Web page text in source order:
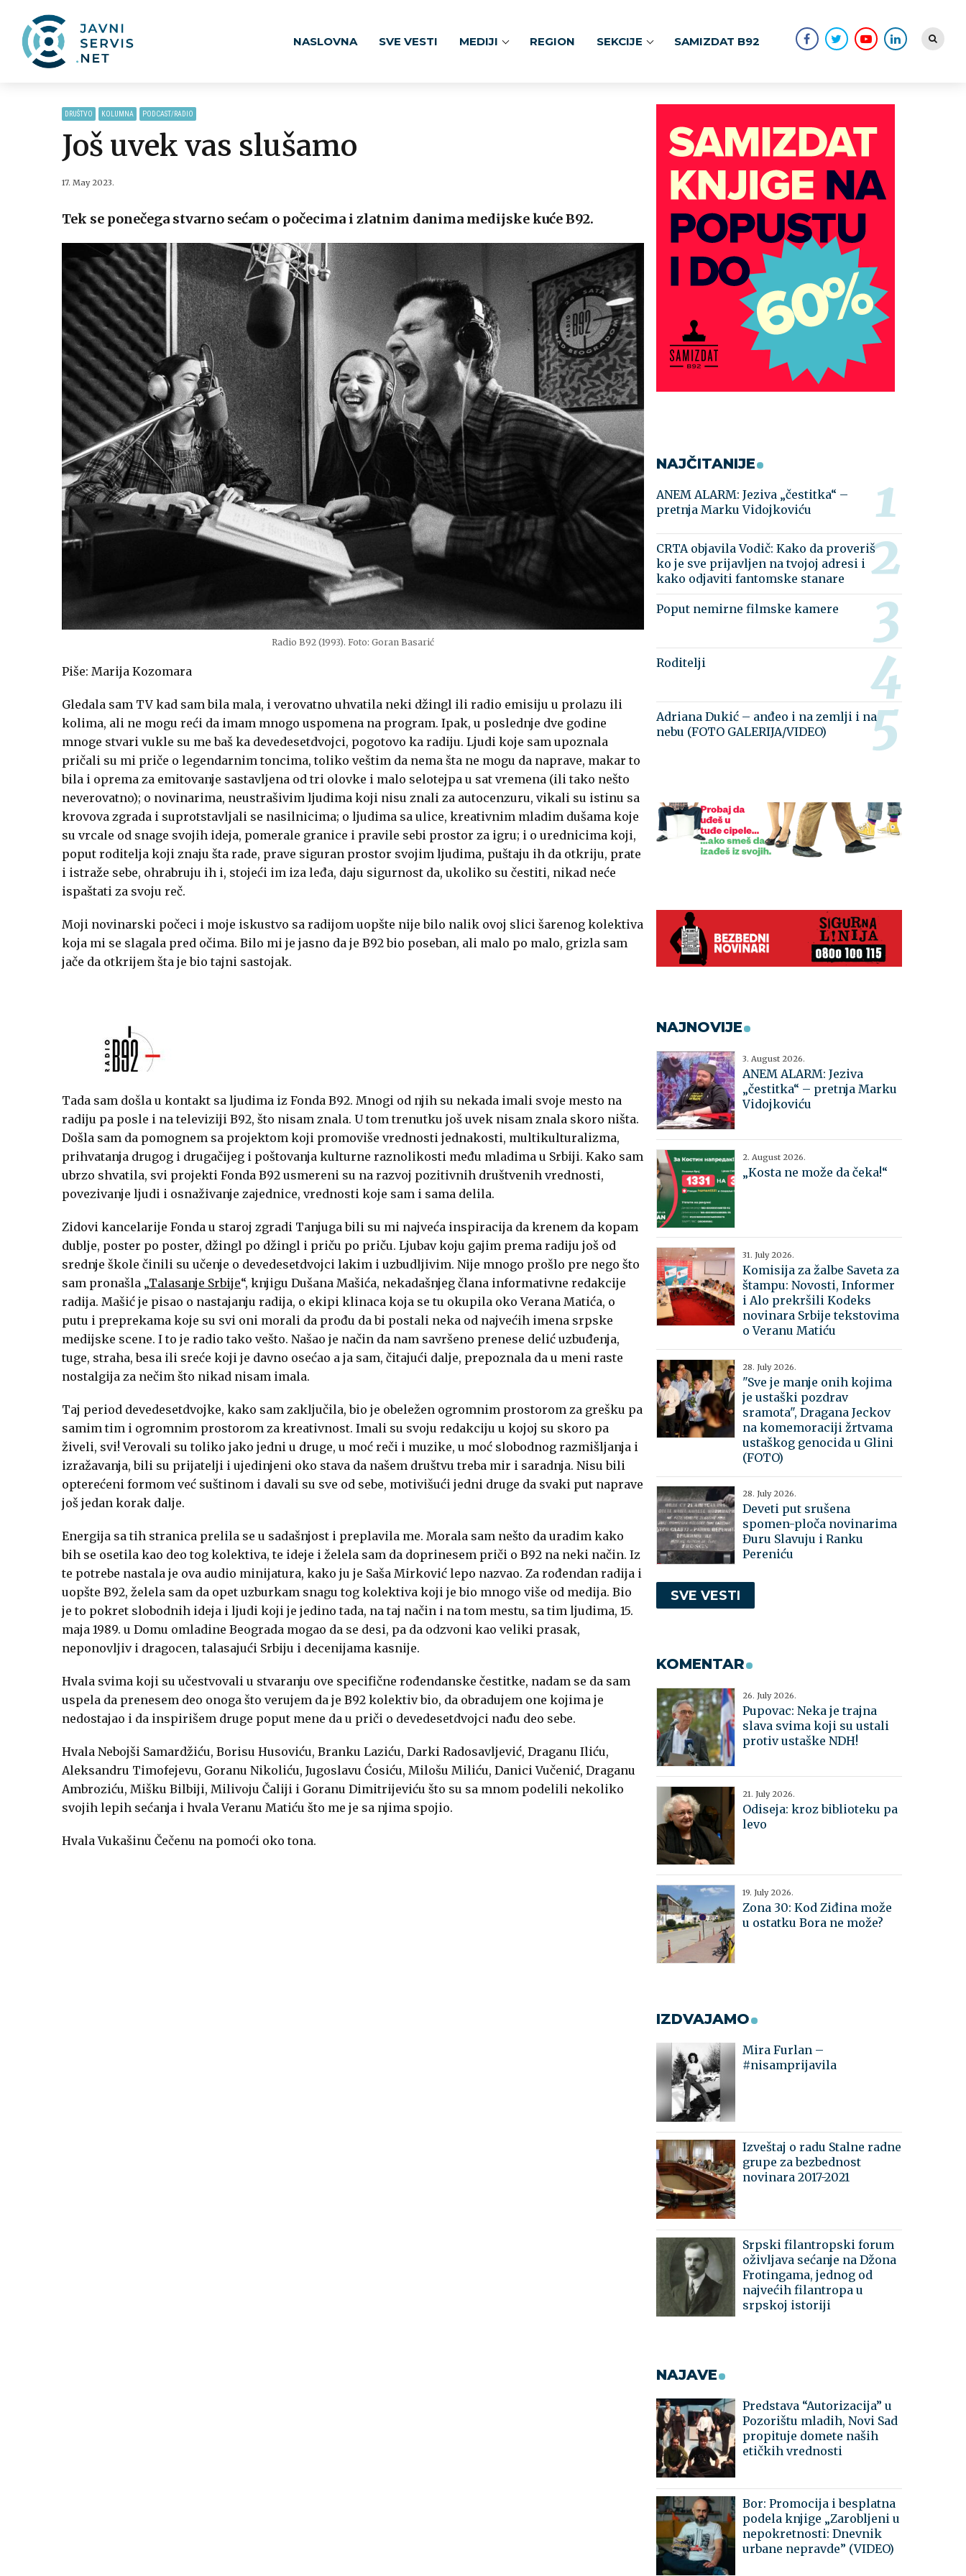
NASLOVNA SVE VESTI MEDIJI REGION SEKCIJE SAMIZDAT B92
DRUŠTVO KOLUMNA PODCAST/RADIO
Još uvek vas slušamo
17. May 2023.
Tek se ponečega stvarno sećam o počecima i zlatnim danima medijske kuće B92.
Radio B92 (1993). Foto: Goran Basarić
Piše: Marija Kozomara
Gledala sam TV kad sam bila mala, i verovatno uhvatila neki džingl ili radio emisiju u prolazu ili
kolima, ali ne mogu reći da imam mnogo uspomena na program. Ipak, u poslednje dve godine
mnoge stvari vukle su me baš ka devedesetdvojci, pogotovo ka radiju. Ljudi koje sam upoznala
pričali su mi priče o legendarnim toncima, toliko veštim da nema šta ne mogu da naprave, makar to
bila i oprema za emitovanje sastavljena od tri olovke i malo selotejpa u sat vremena (ili tako nešto
neverovatno); o novinarima, neustrašivim ljudima koji nisu znali za autocenzuru, vikali su istinu sa
krovova zgrada i suprotstavljali se nasilnicima; o ljudima sa ulice, kreativnim mladim dušama koje
su vrcale od snage svojih ideja, pomerale granice i pravile sebi prostor za igru; i o urednicima koji,
poput roditelja koji znaju šta rade, prave siguran prostor svojim ljudima, puštaju ih da otkriju, prate
i istraže sebe, ohrabruju ih i, stojeći im iza leđa, daju sigurnost da, ukoliko su čestiti, nikad neće
ispaštati za svoju reč.
Moji novinarski počeci i moje iskustvo sa radijom uopšte nije bilo nalik ovoj slici šarenog kolektiva
koja mi se slagala pred očima. Bilo mi je jasno da je B92 bio poseban, ali malo po malo, grizla sam
jače da otkrijem šta je bio tajni sastojak.
Tada sam došla u kontakt sa ljudima iz Fonda B92. Mnogi od njih su nekada imali svoje mesto na
radiju pa posle i na televiziji B92, što nisam znala. U tom trenutku još uvek nisam znala skoro ništa.
Došla sam da pomognem sa projektom koji promoviše vrednosti jednakosti, multikulturalizma,
prihvatanja drugog i drugačijeg i poštovanja kulturne raznolikosti među mladima u Srbiji. Kako sam
ubrzo shvatila, svi projekti Fonda B92 usmereni su na razvoj pozitivnih društvenih vrednosti,
povezivanje ljudi i osnaživanje zajednice, vrednosti koje sam i sama delila.
Zidovi kancelarije Fonda u staroj zgradi Tanjuga bili su mi najveća inspiracija da krenem da kopam
dublje, poster po poster, džingl po džingl i priču po priču. Ljubav koju gajim prema radiju još od
srednje škole činili su učenje o devedesetdvojci lakim i uzbudljivim. Nije mnogo prošlo pre nego što
sam pronašla „Talasanje Srbije“, knjigu Dušana Mašića, nekadašnjeg člana informativne redakcije
radija. Mašić je pisao o nastajanju radija, o ekipi klinaca koja se tu okupila oko Verana Matića, o
putu i preprekama koje su svi oni morali da prođu da bi postali neka od najvećih imena srpske
medijske scene. I to je radio tako vešto. Našao je način da nam savršeno prenese delić uzbuđenja,
tuge, straha, besa ili sreće koji je davno osećao a ja sam, čitajući dalje, prepoznala da u meni raste
nostalgija za nečim što nikad nisam imala.
Taj period devedesetdvojke, kako sam zaključila, bio je obeležen ogromnim prostorom za grešku pa
samim tim i ogromnim prostorom za kreativnost. Imali su svoju redakciju u kojoj su skoro pa
živeli, svi! Verovali su toliko jako jedni u druge, u moć reči i muzike, u moć slobodnog razmišljanja i
izražavanja, bili su prijatelji i ujedinjeni oko stava da našem društvu treba mir i saradnja. Nisu bili
opterećeni formom već suštinom i davali su sve od sebe, motivišući jedni druge da svaki put naprave
još jedan korak dalje.
Energija sa tih stranica prelila se u sadašnjost i preplavila me. Morala sam nešto da uradim kako
bih se osetila kao deo tog kolektiva, te ideje i želela sam da doprinesem priči o B92 na neki način. Iz
te potrebe nastala je ova audio minijatura, kako ju je Saša Mirković lepo nazvao. Za rođendan radija i
uopšte B92, želela sam da opet uzburkam snagu tog kolektiva koji je bio mnogo više od medija. Bio
je to pokret slobodnih ideja i ljudi koji je jedino tada, na taj način i na tom mestu, sa tim ljudima, 15.
maja 1989. u Domu omladine Beograda mogao da se desi, pa da odzvoni kao veliki prasak,
neponovljiv i dragocen, talasajući Srbiju i decenijama kasnije.
Hvala svima koji su učestvovali u stvaranju ove specifične rođendanske čestitke, nadam se da sam
uspela da prenesem deo onoga što verujem da je B92 kolektiv bio, da obradujem one kojima je
nedostajao i da inspirišem druge poput mene da u priči o devedesetdvojci nađu deo sebe.
Hvala Nebojši Samardžiću, Borisu Husoviću, Branku Laziću, Darki Radosavljević, Draganu Iliću,
Aleksandru Timofejevu, Goranu Nikoliću, Jugoslavu Ćosiću, Milošu Miliću, Danici Vučenić, Draganu
Ambroziću, Mišku Bilbiji, Milivoju Čaliji i Goranu Dimitrijeviću što su sa mnom podelili nekoliko
svojih lepih sećanja i hvala Veranu Matiću što me je sa njima spojio.
Hvala Vukašinu Čečenu na pomoći oko tona.
NAJČITANIJE
ANEM ALARM: Jeziva „čestitka“ –
pretnja Marku Vidojkoviću
CRTA objavila Vodič: Kako da proveriš
ko je sve prijavljen na tvojoj adresi i
kako odjaviti fantomske stanare
Poput nemirne filmske kamere
Roditelji
Adriana Dukić – anđeo i na zemlji i na
nebu (FOTO GALERIJA/VIDEO)
NAJNOVIJE
3. August 2026.
ANEM ALARM: Jeziva
„čestitka“ – pretnja Marku
Vidojkoviću
2. August 2026.
„Kosta ne može da čeka!“
31. July 2026.
Komisija za žalbe Saveta za
štampu: Novosti, Informer
i Alo prekršili Kodeks
novinara Srbije tekstovima
o Veranu Matiću
28. July 2026.
"Sve je manje onih kojima
je ustaški pozdrav
sramota", Dragana Jeckov
na komemoraciji žrtvama
ustaškog genocida u Glini
(FOTO)
28. July 2026.
Deveti put srušena
spomen-ploča novinarima
Đuru Slavuju i Ranku
Pereniću
SVE VESTI
KOMENTAR
26. July 2026.
Pupovac: Neka je trajna
slava svima koji su ustali
protiv ustaške NDH!
21. July 2026.
Odiseja: kroz biblioteku pa
levo
19. July 2026.
Zona 30: Kod Ziđina može
u ostatku Bora ne može?
IZDVAJAMO
Mira Furlan –
#nisamprijavila
Izveštaj o radu Stalne radne
grupe za bezbednost
novinara 2017-2021
Srpski filantropski forum
oživljava sećanje na Džona
Frotingama, jednog od
najvećih filantropa u
srpskoj istoriji
NAJAVE
Predstava “Autorizacija” u
Pozorištu mladih, Novi Sad
propituje domete naših
etičkih vrednosti
Bor: Promocija i besplatna
podela knjige „Zarobljeni u
nepokretnosti: Dnevnik
urbane nepravde” (VIDEO)